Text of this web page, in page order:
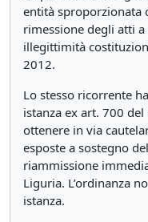
entità sproporzionata
rimessione degli atti
illegittimità
2012.
Lo stesso ricorrente
istanza ex art. 700
ottenere in via
esposte a sostegno
riammissione
Liguria. L’ordinanza
istanza.